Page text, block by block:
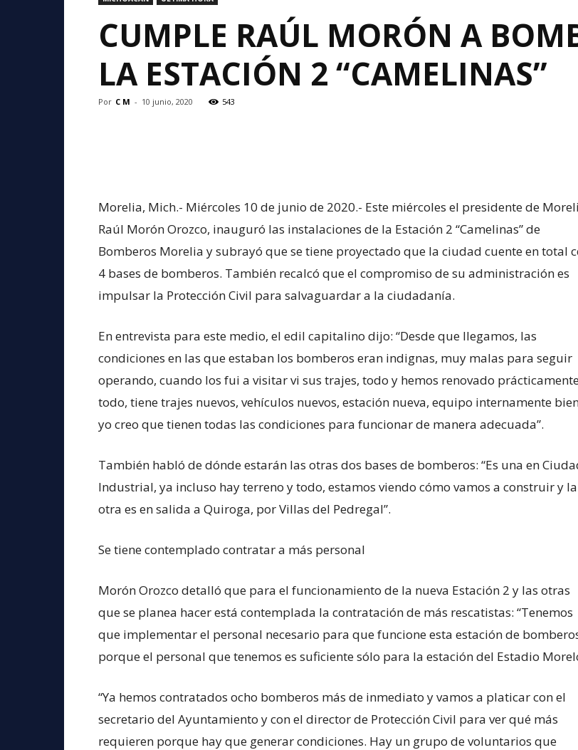
CUMPLE RAÚL MORÓN A
LA ESTACIÓN 2 “CAMELINAS”
Por C M - 10 junio, 2020 543
Morelia, Mich.- Miércoles 10 de junio de 2020.- Este miércoles el presidente de
Raúl Morón Orozco, inauguró las instalaciones de la Estación 2 “Camelinas” de
Bomberos Morelia y subrayó que se tiene proyectado que la ciudad cuente en total
4 bases de bomberos. También recalcó que el compromiso de su administración es
impulsar la Protección Civil para salvaguardar a la ciudadanía.
En entrevista para este medio, el edil capitalino dijo: “Desde que llegamos, las
condiciones en las que estaban los bomberos eran indignas, muy malas para seguir
operando, cuando los fui a visitar vi sus trajes, todo y hemos renovado
todo, tiene trajes nuevos, vehículos nuevos, estación nueva, equipo internamente
yo creo que tienen todas las condiciones para funcionar de manera adecuada”.
También habló de dónde estarán las otras dos bases de bomberos: “Es una en
Industrial, ya incluso hay terreno y todo, estamos viendo cómo vamos a construir y la
otra es en salida a Quiroga, por Villas del Pedregal”.
Se tiene contemplado contratar a más personal
Morón Orozco detalló que para el funcionamiento de la nueva Estación 2 y las otras
que se planea hacer está contemplada la contratación de más rescatistas: “Tenemos
que implementar el personal necesario para que funcione esta estación de
porque el personal que tenemos es suficiente sólo para la estación del Estadio
“Ya hemos contratados ocho bomberos más de inmediato y vamos a platicar con el
secretario del Ayuntamiento y con el director de Protección Civil para ver qué más
requieren porque hay que generar condiciones. Hay un grupo de voluntarios que